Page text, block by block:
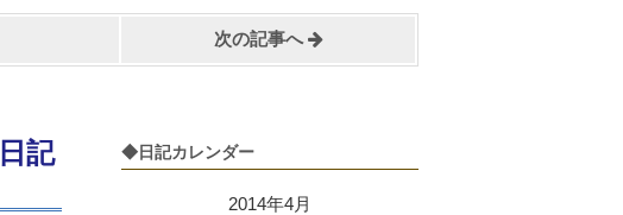
次の記事へ
◆日記カレンダー
2014年4月
記